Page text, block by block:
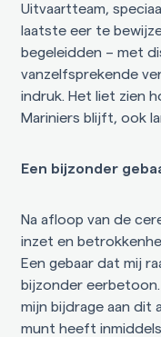
Uitvaartteam,
laatste eer te
begeleidden – met
vanzelfsprekende
indruk. Het liet zien
Mariniers blijft, ook
Een bijzonder
Na afloop van de
inzet en
Een gebaar dat mij
bijzonder
mijn bijdrage aan dit
munt heeft